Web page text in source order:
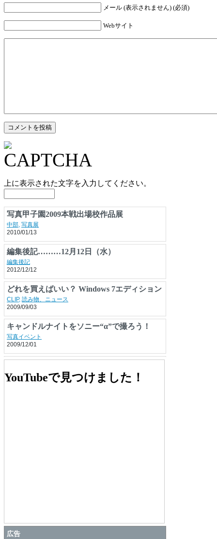
メール (表示されません) (必須)
Webサイト
上に表示された文字を入力してください。
写真甲子園2009本戦出場校作品展
中部, 写真展
2010/01/13
編集後記………12月12日（水）
編集後記
2012/12/12
どれを買えばいい？ Windows 7エディション
全部解説
CLIP, 読み物、ニュース
2009/09/03
キャンドルナイトをソニー“α”で撮ろう！
写真イベント
2009/12/01
コン用CPU内蔵版
CLIP
新製品、サポートなど
2010/06/15
YouTubeで見つけました！
広告